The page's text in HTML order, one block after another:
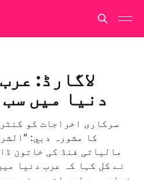
لاگارڈ:
دنیا میں
سرکاری اخراجات کو
کا مشورہ دبي:
مالیاتی فنڈ کی خاتون
نے کل کہا کہ عرب دنیا